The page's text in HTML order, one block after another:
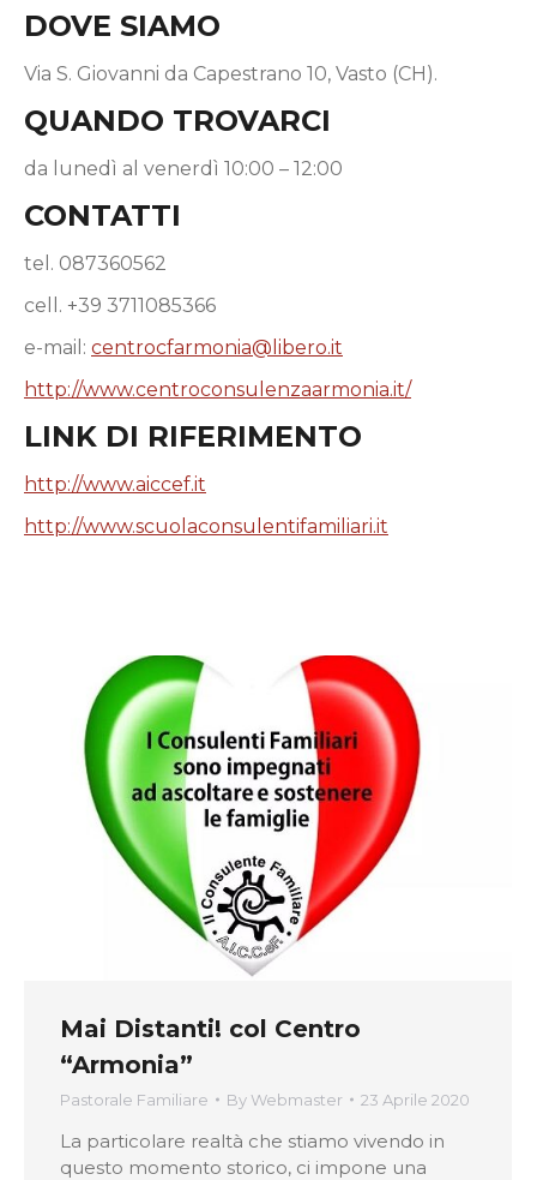
DOVE SIAMO
Via S. Giovanni da Capestrano 10, Vasto (CH).
QUANDO TROVARCI
da lunedì al venerdì 10:00 – 12:00
CONTATTI
tel. 087360562
cell. +39 3711085366
e-mail: centrocfarmonia@libero.it
http://www.centroconsulenzaarmonia.it/
LINK DI RIFERIMENTO
http://www.aiccef.it
http://www.scuolaconsulentifamiliari.it
Mai Distanti! col Centro
“Armonia”
Pastorale Familiare By Webmaster 23 Aprile 2020
La particolare realtà che stiamo vivendo in
questo momento storico, ci impone una